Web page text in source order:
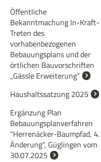
Öffentliche
Bekanntmachung In-Kraft-
Treten des
vorhabenbezogenen
Bebauungsplans und der
örtlichen Bauvorschriften
„Gässle Erweiterung“
Haushaltssatzung 2025
Ergänzung Plan
Bebauungsplanverfahren
"Herrenäcker-Baumpfad, 4.
Änderung", Güglingen vom
30.07.2025